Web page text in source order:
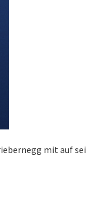
mit auf